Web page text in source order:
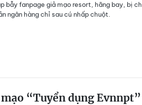
bẫy fanpage giả mạo resort, hãng bay, bị
ngân hàng chỉ sau cú nhấp chuột.
“Tuyển dụng Evnnpt”